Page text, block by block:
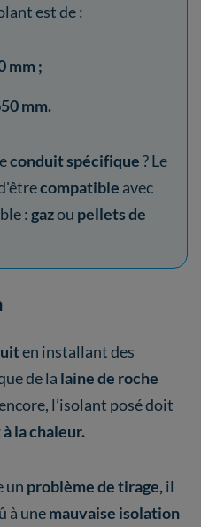
est de :
mm ;
mm.
conduit spécifique? Le
compatible avec
:gazou pellets de
en installant des
de la laine de roche
l’isolant posé doit
la chaleur.
un problème de tirage, il
à unemauvaise isolation